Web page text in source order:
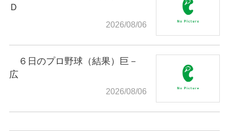
Ｄ
2026/08/06
６日のプロ野球（結果）巨－
広
2026/08/06